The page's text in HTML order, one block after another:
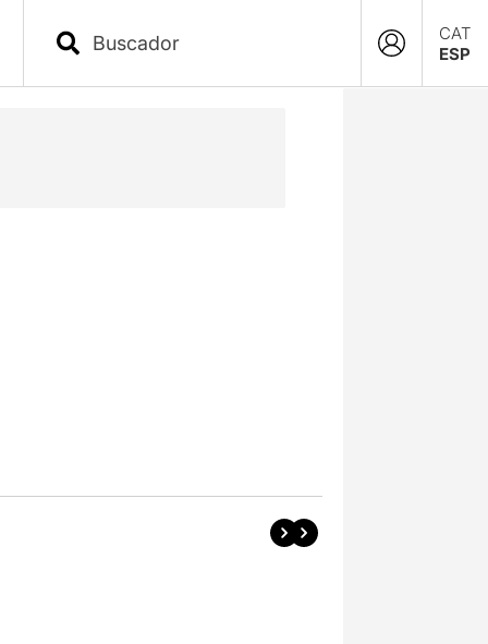
CAT
ESP